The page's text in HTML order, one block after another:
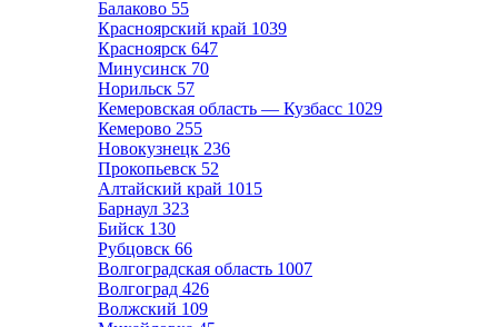
Балаково 55
Красноярский край 1039
Красноярск 647
Минусинск 70
Норильск 57
Кемеровская область — Кузбасс 1029
Кемерово 255
Новокузнецк 236
Прокопьевск 52
Алтайский край 1015
Барнаул 323
Бийск 130
Рубцовск 66
Волгоградская область 1007
Волгоград 426
Волжский 109